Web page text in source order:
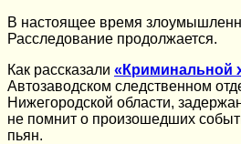
В настоящее время
Расследование продолжается.
Как рассказали «Криминальной
Автозаводском следственном
Нижегородской области,
не помнит о произошедших
пьян.